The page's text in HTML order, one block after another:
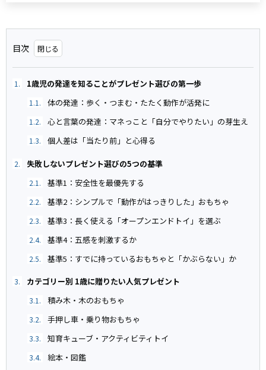
目次
1. 1歳児の発達を知ることがプレゼント選びの第一歩
1.1. 体の発達：歩く・つまむ・たたく動作が活発に
1.2. 心と言葉の発達：マネっこと「自分でやりたい」の芽生え
1.3. 個人差は「当たり前」と心得る
2. 失敗しないプレゼント選びの5つの基準
2.1. 基準1：安全性を最優先する
2.2. 基準2：シンプルで「動作がはっきりした」おもちゃ
2.3. 基準3：長く使える「オープンエンドトイ」を選ぶ
2.4. 基準4：五感を刺激するか
2.5. 基準5：すでに持っているおもちゃと「かぶらない」か
3. カテゴリー別 1歳に贈りたい人気プレゼント
3.1. 積み木・木のおもちゃ
3.2. 手押し車・乗り物おもちゃ
3.3. 知育キューブ・アクティビティトイ
3.4. 絵本・図鑑